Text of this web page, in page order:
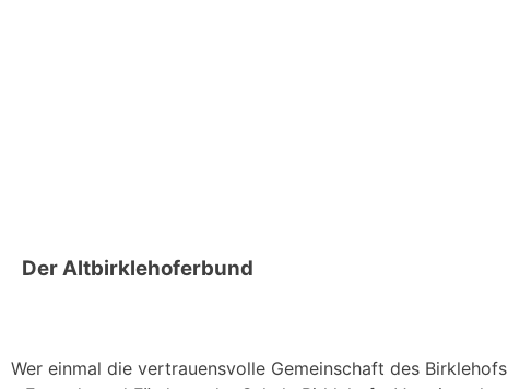
Der Altbirklehoferbund
Wer einmal die vertrauensvolle Gemeinschaft des